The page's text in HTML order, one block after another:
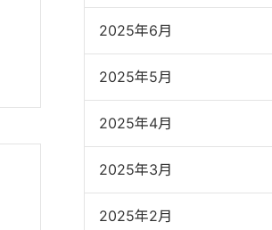
2025年6月
2025年5月
2025年4月
2025年3月
2025年2月